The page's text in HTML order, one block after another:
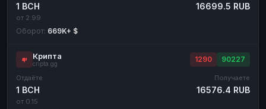
1 BCH
от 2.99
16699.5 RUB
Оборот: 669K+ $
Крипта
cripta.gg
1290 90227
Отдаёте
1 BCH
от 0.15
Получаете
16576.4 RUB